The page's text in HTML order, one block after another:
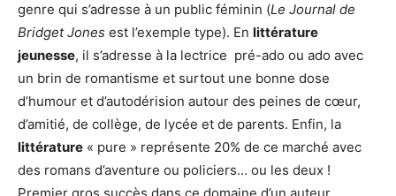
genre qui s’adresse à un public féminin (Le Journal de
Bridget Jones est l’exemple type). En littérature
jeunesse, il s’adresse à la lectrice pré-ado ou ado avec
un brin de romantisme et surtout une bonne dose
d’humour et d’autodérision autour des peines de cœur,
d’amitié, de collège, de lycée et de parents. Enfin, la
littérature « pure » représente 20% de ce marché avec
des romans d’aventure ou policiers… ou les deux !